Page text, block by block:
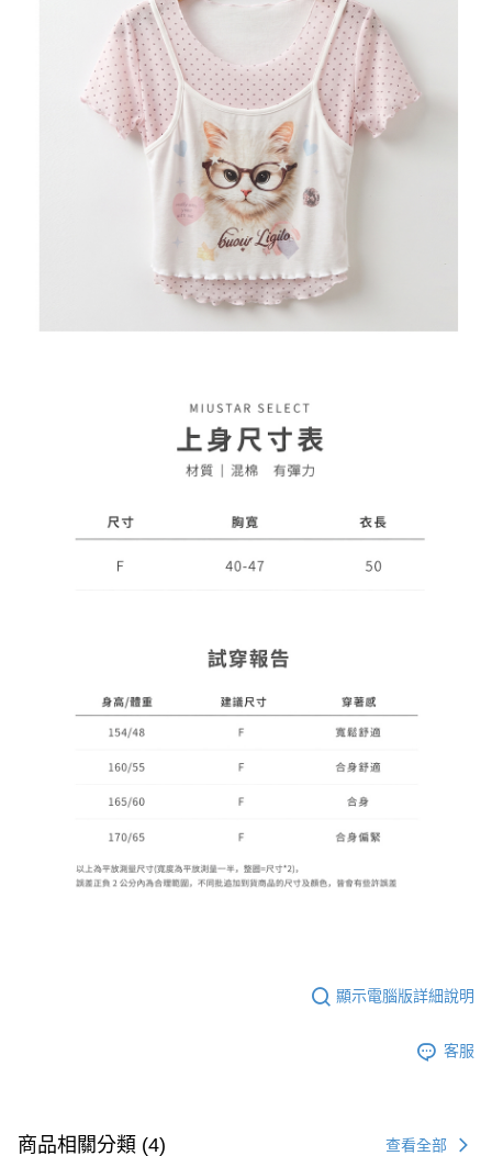
顯示電腦版詳細說明
客服
商品相關分類 (4) 查看全部